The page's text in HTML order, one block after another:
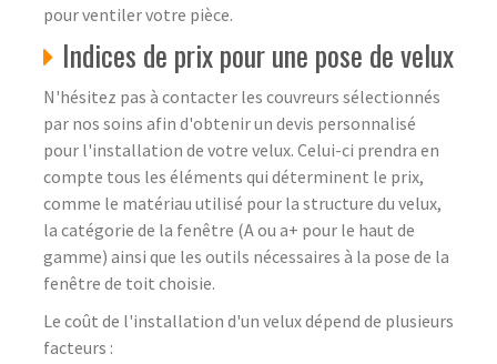
pour ventiler votre pièce.
Indices de prix pour une pose de velux
N'hésitez pas à contacter les couvreurs sélectionnés
par nos soins afin d'obtenir un devis personnalisé
pour l'installation de votre velux. Celui-ci prendra en
compte tous les éléments qui déterminent le prix,
comme le matériau utilisé pour la structure du velux,
la catégorie de la fenêtre (A ou a+ pour le haut de
gamme) ainsi que les outils nécessaires à la pose de la
fenêtre de toit choisie.
Le coût de l'installation d'un velux dépend de plusieurs
facteurs :